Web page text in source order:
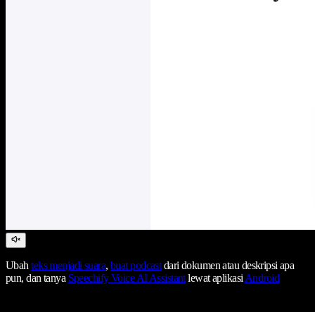
Ubahteks menjadi suara,buat podcastdari dokumen atau deskripsi apa
pun, dan tanya Speechify Voice AI Assistantlewat aplikasiAndroid